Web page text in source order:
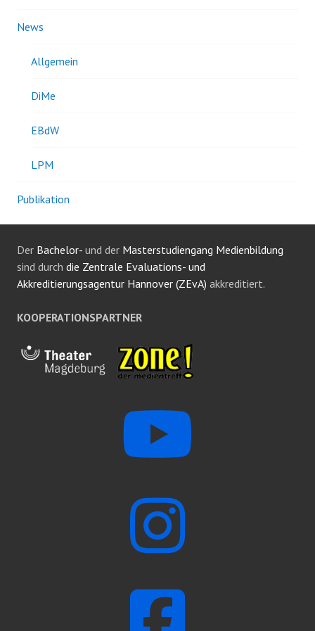
News
Allgemein
DiMe
EBdW
LPM
Publikation
Der Bachelor- und der Masterstudiengang Medienbildung
sind durch die Zentrale Evaluations- und
Akkreditierungsagentur Hannover (ZEvA) akkreditiert.
KOOPERATIONSPARTNER